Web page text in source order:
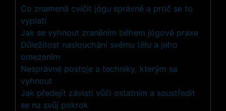
Co znamená cvičit jógu správně a proč se to
vyplatí
Jak se vyhnout zraněním během jógové praxe
Důležitost naslouchání svému tělu a jeho
omezením
Nesprávné postoje a techniky, kterým se
vyhnout
Jak předejít závisti vůči ostatním a soustředit
se na svůj pokrok